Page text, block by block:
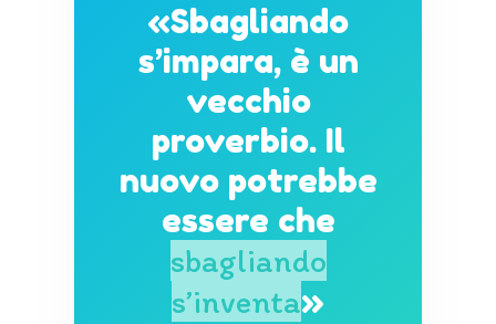
«Sbagliando
s’impara, è un
vecchio
proverbio. Il
nuovo potrebbe
essere che
sbagliando
s’inventa»